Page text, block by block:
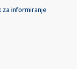
za informiranje